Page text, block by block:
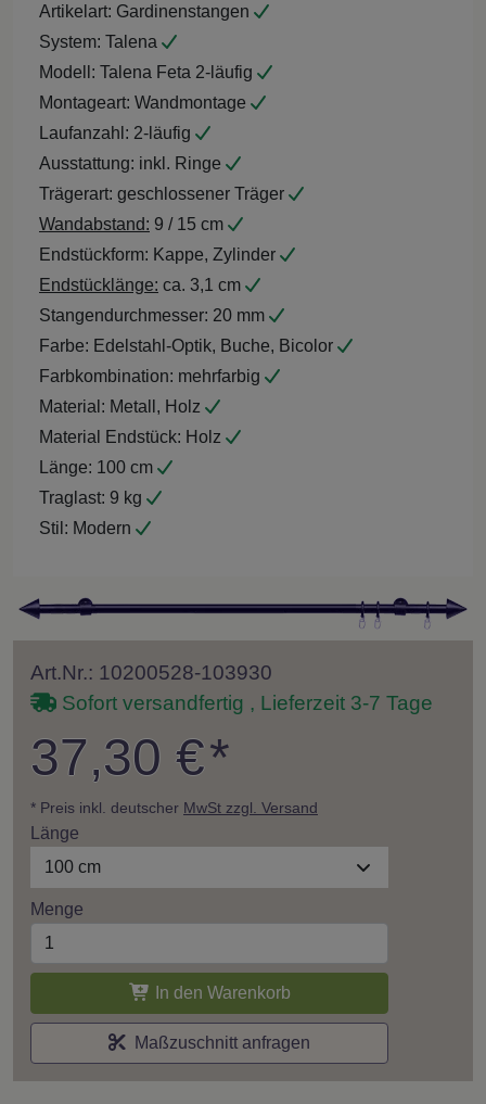
Artikelart: Gardinenstangen
System: Talena
Modell: Talena Feta 2-läufig
Montageart: Wandmontage
Laufanzahl: 2-läufig
Ausstattung: inkl. Ringe
Trägerart: geschlossener Träger
Wandabstand: 9 / 15 cm
Endstückform: Kappe, Zylinder
Endstücklänge: ca. 3,1 cm
Stangendurchmesser: 20 mm
Farbe: Edelstahl-Optik, Buche, Bicolor
Farbkombination: mehrfarbig
Material: Metall, Holz
Material Endstück: Holz
Länge: 100 cm
Traglast: 9 kg
Stil: Modern
Art.Nr.: 10200528-103930
Sofort versandfertig , Lieferzeit 3-7 Tage
37,30 €*
* Preis inkl. deutscher MwSt zzgl. Versand
Länge
100 cm
Menge
In den Warenkorb
Maßzuschnitt anfragen